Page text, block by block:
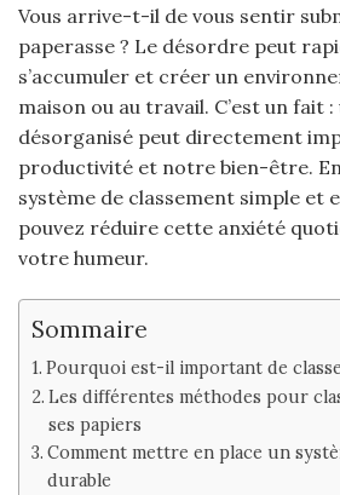
Vous arrive-t-il de vous sentir
paperasse ? Le désordre peut
s’accumuler et créer un
maison ou au travail. C’est un fait :
désorganisé peut directement
productivité et notre bien-être.
système de classement simple et
pouvez réduire cette anxiété
votre humeur.
Sommaire
Pourquoi est-il important de
Les différentes méthodes pour
ses papiers
Comment mettre en place un
durable